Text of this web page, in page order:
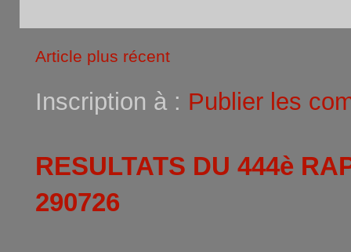
Article plus récent
Inscription à : Publier les
RESULTATS DU 444è
290726